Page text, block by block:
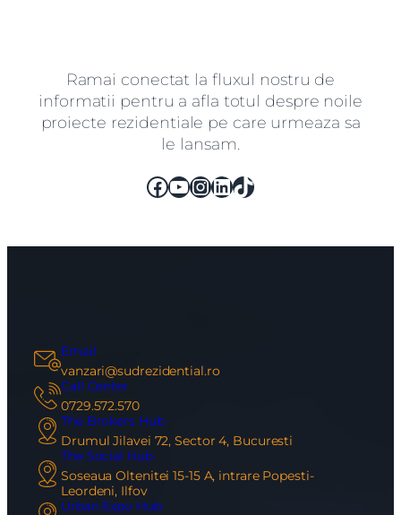
Ramai conectat la fluxul nostru de
informatii pentru a afla totul despre noile
proiecte rezidentiale pe care urmeaza sa
le lansam.
Facebook
YouTube
Instagram
LinkedIn
TikTok
Email
vanzari@sudrezidential.ro
Call Center
0729.572.570
The Brokers Hub
Drumul Jilavei 72, Sector 4, Bucuresti
The Social Hub
Soseaua Oltenitei 15-15 A, intrare Popesti-
Leordeni, Ilfov
Urban Expo Hub